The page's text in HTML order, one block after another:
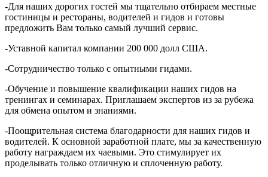
-Для наших дорогих гостей мы тщательно отбираем местные
гостиницы и рестораны, водителей и гидов и готовы
предложить Вам только самый лучший сервис.
-Уставной капитал компании 200 000 долл США.
-Сотрудничество только с опытными гидами.
-Обучение и повышение квалификации наших гидов на
тренингах и семинарах. Приглашаем экспертов из за рубежа
для обмена опытом и знаниями.
-Поощрительная система благодарности для наших гидов и
водителей. К основной заработной плате, мы за качественную
работу награждаем их чаевыми. Это стимулирует их
проделывать только отличную и сплоченную работу.